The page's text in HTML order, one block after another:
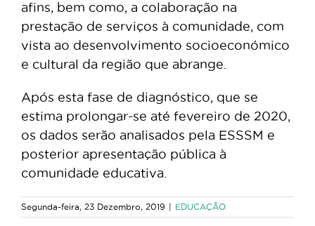
afins, bem como, a colaboração na
prestação de serviços à comunidade, com
vista ao desenvolvimento socioeconómico
e cultural da região que abrange.
Após esta fase de diagnóstico, que se
estima prolongar-se até fevereiro de 2020,
os dados serão analisados pela ESSSM e
posterior apresentação pública à
comunidade educativa.
Segunda-feira, 23 Dezembro, 2019 | EDUCAÇÃO